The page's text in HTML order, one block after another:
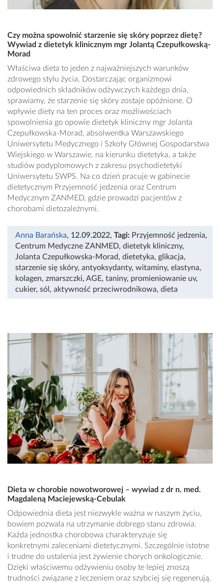
Czy można spowolnić starzenie się skóry poprzez dietę?
Wywiad z dietetyk klinicznym mgr Jolantą Czepułkowską-
Morad
Właściwa dieta to jeden z najważniejszych warunków
zdrowego stylu życia. Dostarczając organizmowi
odpowiednich składników odżywczych każdego dnia,
sprawiamy, że starzenie się skóry zostaje opóźnione. O
wpływie diety na ten proces oraz możliwościach
spowolnienia go opowie dietetyk kliniczny mgr Jolanta
Czepułkowska-Morad, absolwentka Warszawskiego
Uniwersytetu Medycznego i Szkoły Głównej Gospodarstwa
Wiejskiego w Warszawie, na kierunku dietetyka, a także
studiów podyplomowych z zakresu psychodietetyki
Uniwersytetu SWPS. Na co dzień pracuje w gabinecie
dietetycznym Przyjemność jedzenia oraz Centrum
Medycznym ZANMED, gdzie prowadzi pacjentów z
chorobami dietozależnymi.
Anna Barańska, 12.09.2022, Tagi: Przyjemność jedzenia,
Centrum Medyczne ZANMED, dietetyk kliniczny,
Jolanta Czepułkowska-Morad, dietetyka, glikacja,
starzenie się skóry, antyoksydanty, witaminy, elastyna,
kolagen, zmarszczki, AGE, taniny, promieniowanie uv,
cukier, sól, aktywność przeciwrodnikowa, dieta
Dieta w chorobie nowotworowej – wywiad z dr n. med.
Magdaleną Maciejewską-Cebulak
Odpowiednia dieta jest niezwykle ważna w naszym życiu,
bowiem pozwala na utrzymanie dobrego stanu zdrowia.
Każda jednostka chorobowa charakteryzuje się
konkretnymi zaleceniami dietetycznymi. Szczególnie istotne
i trudne do ustalenia jest żywienie chorych onkologicznie.
Dzięki właściwemu odżywieniu osoby te lepiej znoszą
trudności związane z leczeniem oraz szybciej się regenerują.